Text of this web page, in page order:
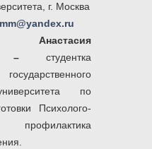
г. Москва
Анастасия
– студентка
по
Психолого-
профилактика